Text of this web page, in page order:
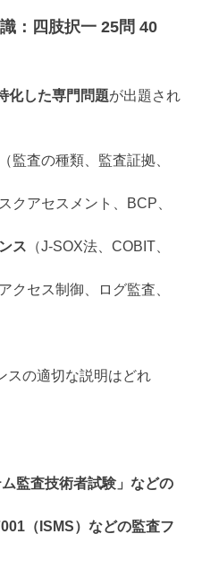
：四肢択一 25問 40
化した専門問題が出題され
（監査の種類、監査証拠、
スクアセスメント、BCP、
ス （J-SOX法、COBIT、
アクセス制御、ログ監査、
スの適切な説明はどれ
監査技術者試験」などの
（ISMS）などの監査フ